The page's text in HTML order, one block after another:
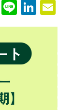
Li
n
e
Li
k
E